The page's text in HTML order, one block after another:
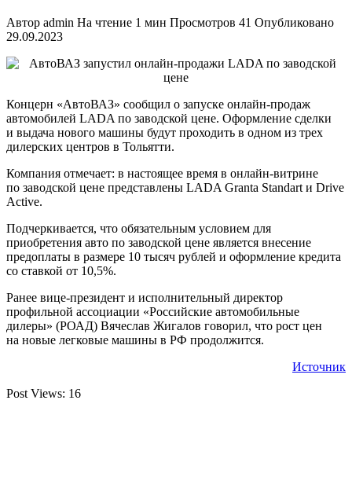
Автор admin На чтение 1 мин Просмотров 41 Опубликовано
29.09.2023
Концерн «АвтоВАЗ» сообщил о запуске онлайн-продаж
автомобилей LADA по заводской цене. Оформление сделки
и выдача нового машины будут проходить в одном из трех
дилерских центров в Тольятти.
Компания отмечает: в настоящее время в онлайн-витрине
по заводской цене представлены LADA Granta Standart и Drive
Active.
Подчеркивается, что обязательным условием для
приобретения авто по заводской цене является внесение
предоплаты в размере 10 тысяч рублей и оформление кредита
со ставкой от 10,5%.
Ранее вице-президент и исполнительный директор
профильной ассоциации «Российские автомобильные
дилеры» (РОАД) Вячеслав Жигалов говорил, что рост цен
на новые легковые машины в РФ продолжится.
Источник
Post Views: 16